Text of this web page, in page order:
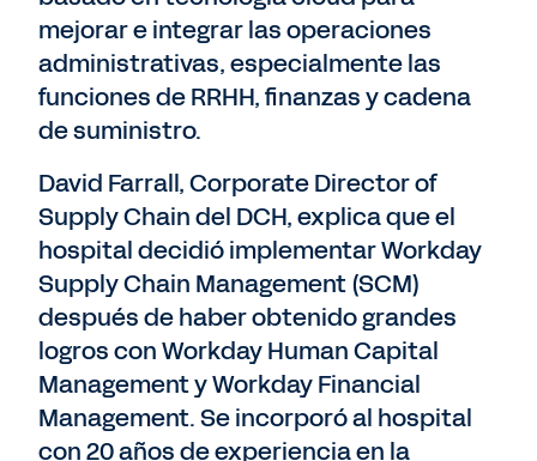
mejorar e integrar las operaciones
administrativas, especialmente las
funciones de RRHH, finanzas y cadena
de suministro.
David Farrall, Corporate Director of
Supply Chain del DCH, explica que el
hospital decidió implementar Workday
Supply Chain Management (SCM)
después de haber obtenido grandes
logros con Workday Human Capital
Management y Workday Financial
Management. Se incorporó al hospital
con 20 años de experiencia en la